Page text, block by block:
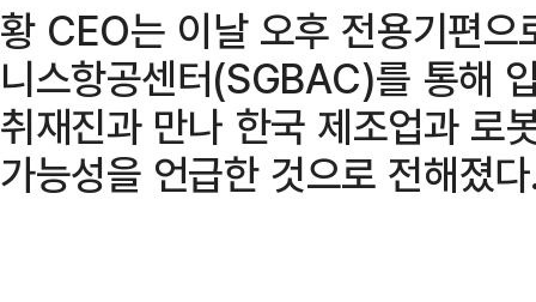
황 CEO는 이날 오후 전용기편
니스항공센터(SGBAC)를 통해
취재진과 만나 한국 제조업과 로
가능성을 언급한 것으로 전해졌